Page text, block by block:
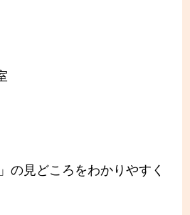
の見どころをわかりやすく